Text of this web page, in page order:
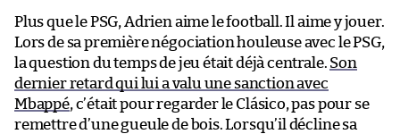
Plus que le PSG, Adrien aime le football. Il aime y jouer.
Lors de sa première négociation houleuse avec le PSG,
la question du temps de jeu était déjà centrale. Son
dernier retard qui lui a valu une sanction avec
Mbappé, c’était pour regarder le Clásico, pas pour se
remettre d’une gueule de bois. Lorsqu’il décline sa